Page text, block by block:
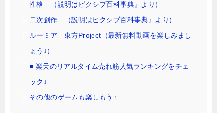
性格 （説明はピクシブ百科事典』より）
二次創作 （説明はピクシブ百科事典』より）
ルーミア 東方Project（最新無料動画を楽しみまし
ょう♪）
■ 楽天のリアルタイム売れ筋人気ランキングをチェ
ック♪
その他のゲームも楽しもう♪